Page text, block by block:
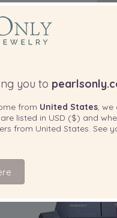
IN IHREM
you to
from United States, we
listed in USD ($) and
from United States . See